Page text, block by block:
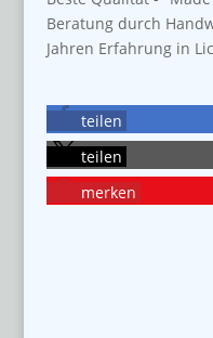
Beratung durch
Jahren Erfahrung in
teilen
teilen
merken